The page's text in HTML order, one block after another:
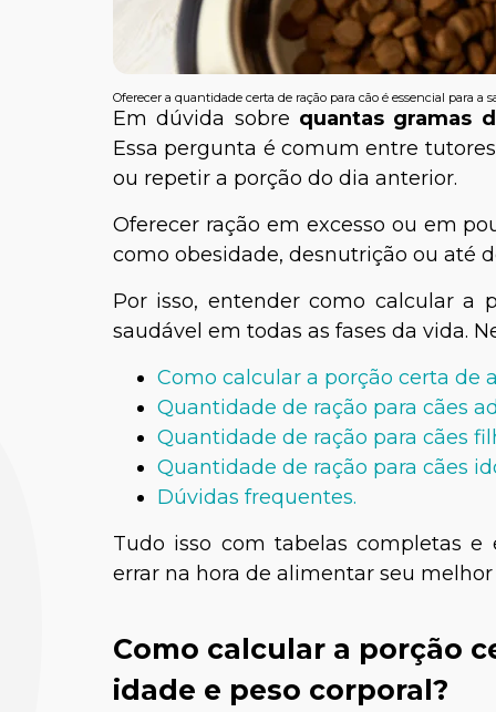
Oferecer a quantidade certa de ração para cão é essencial para a
Em dúvida sobre quantas gramas
Essa pergunta é comum entre
ou repetir a porção do dia anterior.
Oferecer ração em excesso ou em
como obesidade, desnutrição ou até
Por isso, entender como calcular a
saudável em todas as fases da vida.
Como calcular a porção certa de
Quantidade de ração para cães
Quantidade de ração para cães
Quantidade de ração para cães
Dúvidas frequentes.
Tudo isso com tabelas completas e
errar na hora de alimentar seu
Como calcular a porção
idade e peso corporal?